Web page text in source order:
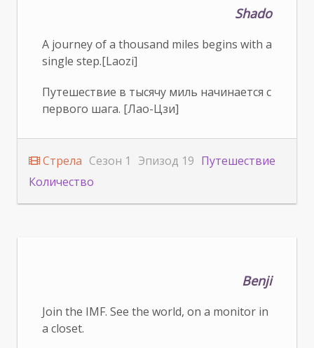
Shado
A journey of a thousand miles begins with a
single step.[Laozi]
Путешествие в тысячу миль начинается с
первого шага. [Лао-Цзи]
Стрела Сезон 1 Эпизод 19 Путешествие
Количество
Benji
Join the IMF. See the world, on a monitor in
a closet.